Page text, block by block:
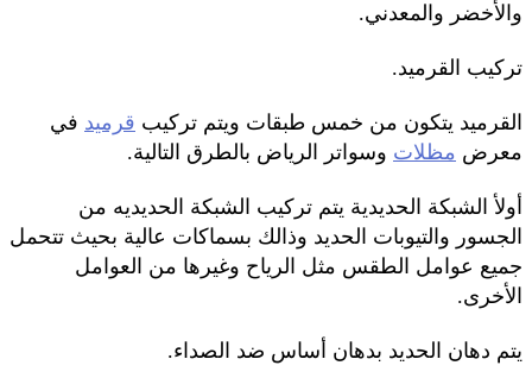
والأخضر والمعدني.
تركيب القرميد.
القرميد يتكون من خمس طبقات ويتم تركيب قرميد في
معرض مظلات وسواتر الرياض بالطرق التالية.
أولأ الشبكة الحديدية يتم تركيب الشبكة الحديديه من
الجسور والتيوبات الحديد وذالك بسماكات عالية بحيث تتحمل
جميع عوامل الطقس مثل الرياح وغيرها من العوامل
الأخرى.
يتم دهان الحديد بدهان أساس ضد الصداء.